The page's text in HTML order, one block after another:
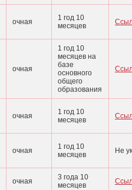
очная
1 год 10
месяцев
очная
1 год 10
месяцев на
базе
основного
общего
образования
очная
1 год 10
месяцев
очная
1 год 10
месяцев
Не
очная
3 года 10
месяцев